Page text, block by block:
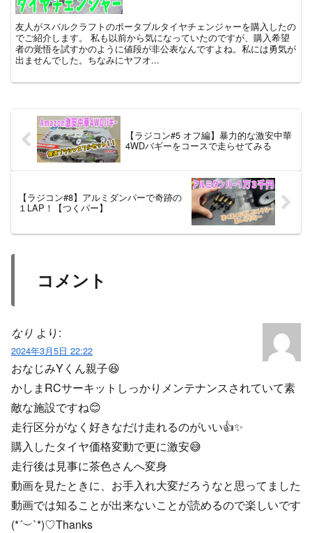
友人がスバルクラフトのポータブルタイヤチェンジャーを購入したの
でご紹介します。 私も以前から気になっていたのですが、購入希望
者の覚悟を試すかのように値段が非公表なんですよね。私には勇気が
出ませんでした。ちなみにヤフオ...
【ラジコン#5 オフ編】暴力的な激安中華
4WDバギーをコースで走らせてみる
【ラジコン#8】アルミダンパーで奇跡の
１LAP！【つくパー】
コメント
なり より:
2024年3月5日 22:22
おなじみYくん親子😆
かしまRCサーキットしっかりメンテナンスされていて素
敵な施設ですね😊
走行区分がなく好きなだけ走れるのがいい👍✨
購入したタイヤ価格変動で更に激安😅
走行後は見事に茶色さんへ変身
動画を見たときに、お手入れ大変だろうなと思ってました
動画では知ることが出来ないことが読めるので楽しいです
(*´︶`*)♡Thanks